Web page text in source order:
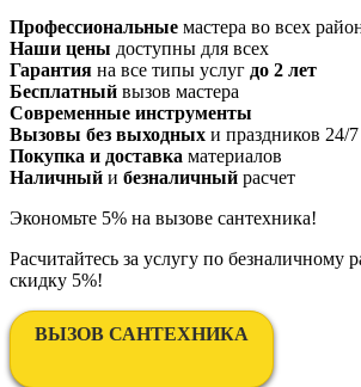
Профессиональные мастера во всех
Наши цены доступны для всех
Гарантия на все типы услуг до 2 лет
Бесплатный вызов мастера
Современные инструменты
Вызовы без выходных и праздников 24/7
Покупка и доставка материалов
Наличный и безналичный расчет
Экономьте 5% на вызове сантехника!
Расчитайтесь за услугу по безналичному
скидку 5%!
ВЫЗОВ САНТЕХНИКА